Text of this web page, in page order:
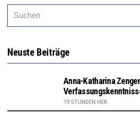
Neuste Beiträge
Anna-Katharina
19 STUNDEN HER